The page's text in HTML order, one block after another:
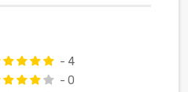
- 4
- 0